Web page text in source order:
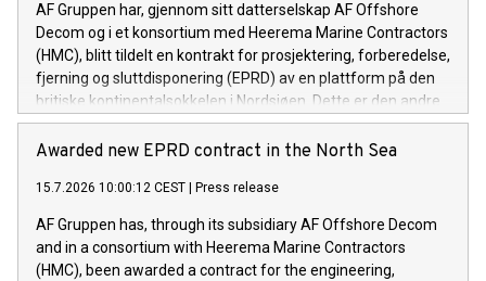
AF Gruppen har, gjennom sitt datterselskap AF Offshore
Decom og i et konsortium med Heerema Marine Contractors
(HMC), blitt tildelt en kontrakt for prosjektering, forberedelse,
fjerning og sluttdisponering (EPRD) av en plattform på den
britiske kontinentalsokkelen i Nordsjøen. Dette er den andre
kontrakten konsortiet har blitt tildelt innen kort tid.
Awarded new EPRD contract in the North Sea
15.7.2026 10:00:12 CEST Press release
AF Gruppen has, through its subsidiary AF Offshore Decom
and in a consortium with Heerema Marine Contractors
(HMC), been awarded a contract for the engineering,